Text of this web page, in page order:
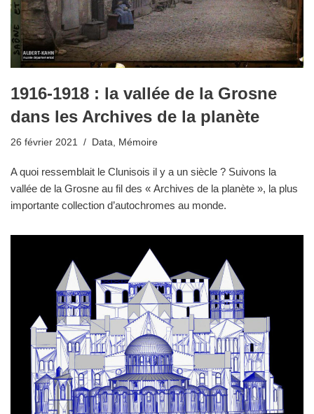
1916-1918 : la vallée de la Grosne
dans les Archives de la planète
26 février 2021 Data, Mémoire
A quoi ressemblait le Clunisois il y a un siècle ? Suivons la
vallée de la Grosne au fil des « Archives de la planète », la plus
importante collection d’autochromes au monde.